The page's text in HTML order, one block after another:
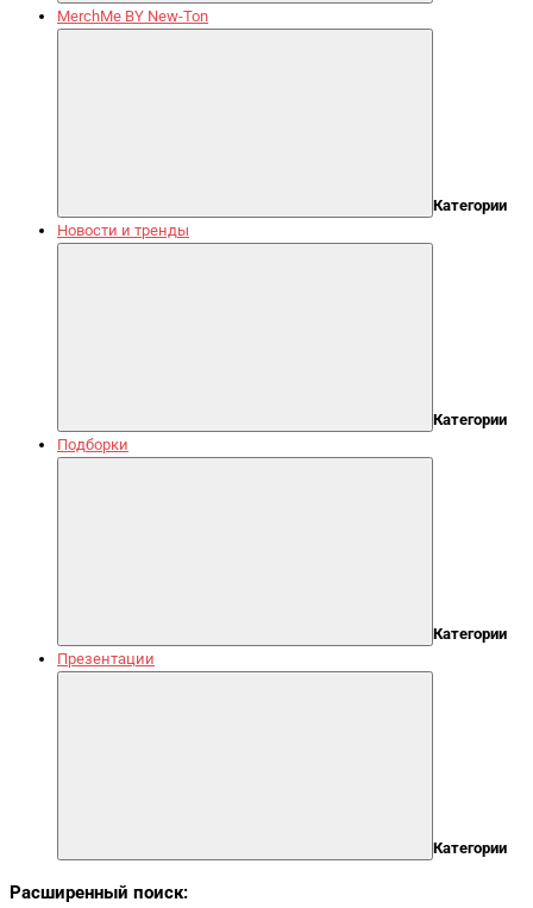
MerchMe BY New-Ton
Категории
Новости и тренды
Категории
Подборки
Категории
Презентации
Категории
Расширенный поиск: